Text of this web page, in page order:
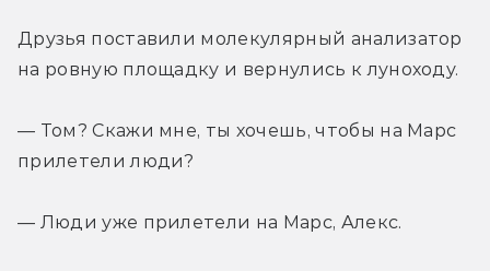
Друзья поставили молекулярный анализатор
на ровную площадку и вернулись к луноходу.
— Том? Скажи мне, ты хочешь, чтобы на Марс
прилетели люди?
— Люди уже прилетели на Марс, Алекс.